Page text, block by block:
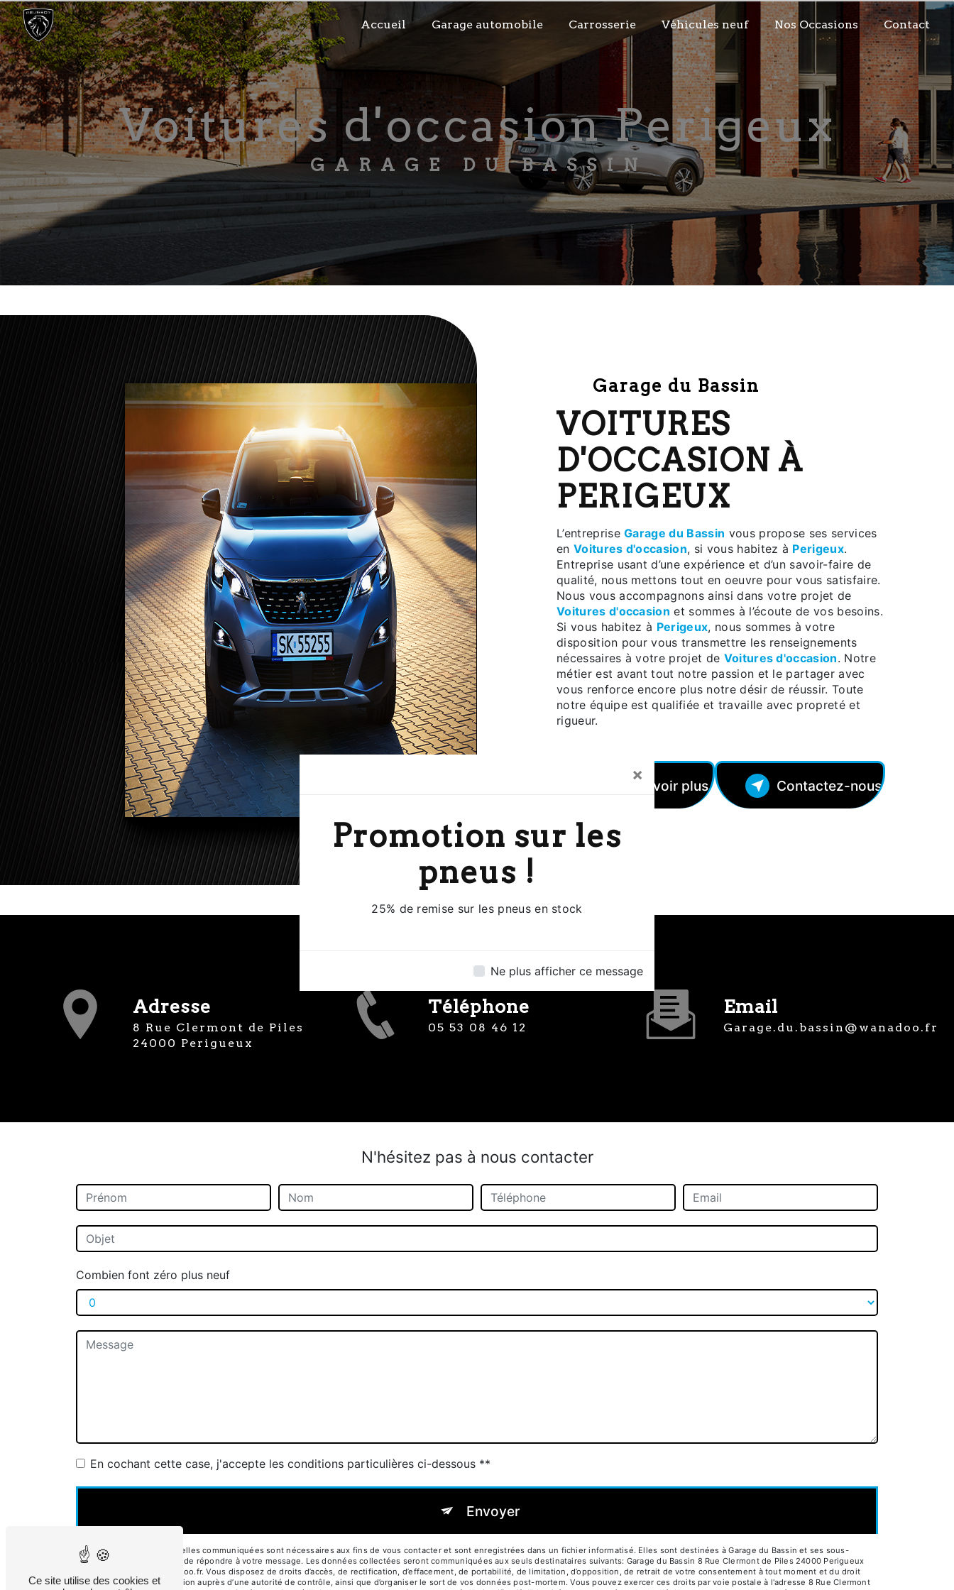
×
Promotion sur les
pneus !
25% de remise sur les pneus en stock
Ne plus afficher ce message
Accueil Garage automobile Carrosserie Véhicules neuf Nos Occasions Contact
Voitures d'occasion Perigeux
GARAGE DU BASSIN
Garage du Bassin
VOITURES
D'OCCASION À
PERIGEUX
L’entrepriseGarage du Bassin vous propose ses services
en Voitures d'occasion, si vous habitez à Perigeux.
Entreprise usant d’une expérience et d’un savoir-faire de
qualité, nous mettons tout en oeuvre pour vous satisfaire.
Nous vous accompagnons ainsi dans votre projet de
Voitures d'occasion et sommes à l’écoute de vos besoins.
Si vous habitez à Perigeux, nous sommes à votre
disposition pour vous transmettre les renseignements
nécessaires à votre projet de Voitures d'occasion. Notre
métier est avant tout notre passion et le partager avec
vous renforce encore plus notre désir de réussir. Toute
notre équipe est qualifiée et travaille avec propreté et
rigueur.
En savoir plus Contactez-nous
Adresse
8 Rue Clermont de Piles
24000 Perigueux
Téléphone
05 53 08 46 12
Email
garage.du.bassin@wanadoo.fr
N'hésitez pas à nous contacter
Combien font zéro plus neuf
En cochant cette case, j'accepte les conditions particulières ci-dessous **
Envoyer
** Les données personnelles communiquées sont nécessaires aux fins de vous contacter et sont enregistrées dans un fichier informatisé. Elles sont destinées à Garage du Bassin et ses sous-
traitants dans le seul but de répondre à votre message. Les données collectées seront communiquées aux seuls destinataires suivants: Garage du Bassin 8 Rue Clermont de Piles 24000 Perigueux
garage.du.bassin@wanadoo.fr. Vous disposez de droits d’accès, de rectification, d’effacement, de portabilité, de limitation, d’opposition, de retrait de votre consentement à tout moment et du droit
d’introduire une réclamation auprès d’une autorité de contrôle, ainsi que d’organiser le sort de vos données post-mortem. Vous pouvez exercer ces droits par voie postale à l'adresse 8 Rue Clermont
Panneau de gestion des cookies
Ce site utilise des cookies et